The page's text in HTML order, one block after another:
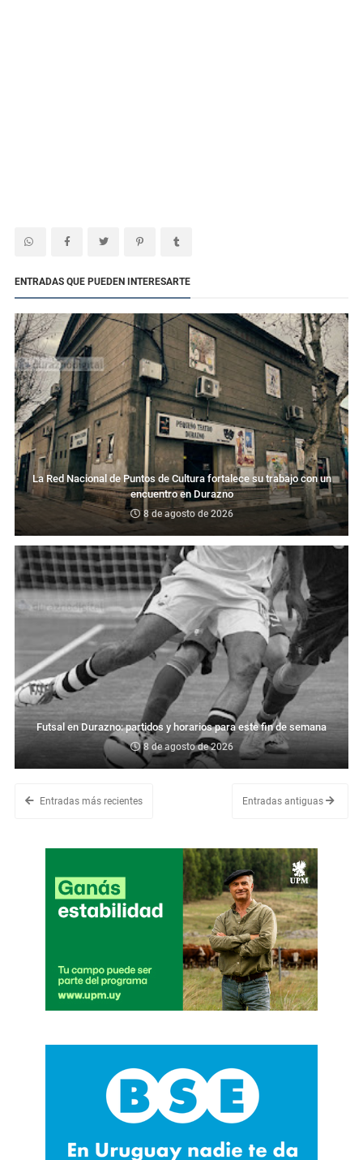
ENTRADAS QUE PUEDEN INTERESARTE
La Red Nacional de Puntos de Cultura fortalece su trabajo con un
encuentro en Durazno
8 de agosto de 2026
Futsal en Durazno: partidos y horarios para este fin de semana
8 de agosto de 2026
Entradas más recientes Entradas antiguas